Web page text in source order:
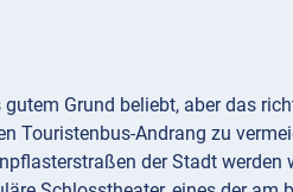
gutem Grund beliebt, aber das
Touristenbus-Andrang zu
der Stadt